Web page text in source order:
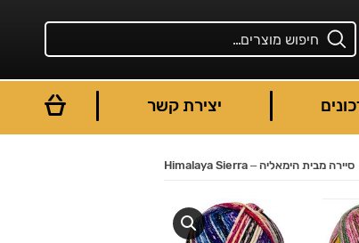
יצירת קשר
You are here:סיירה מבית הימאליה – Himalaya Sierra